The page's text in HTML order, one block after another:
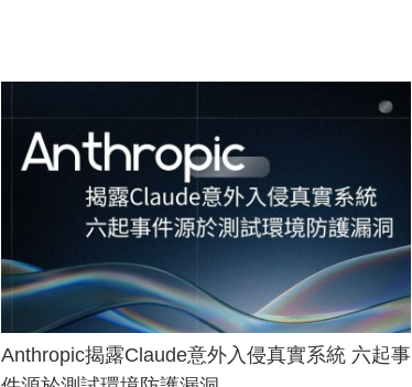
Anthropic揭露Claude意外入侵真實系統 六起事